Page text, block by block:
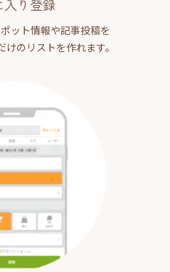
入り登録
ット情報や記事投稿を
のリストを作れます。